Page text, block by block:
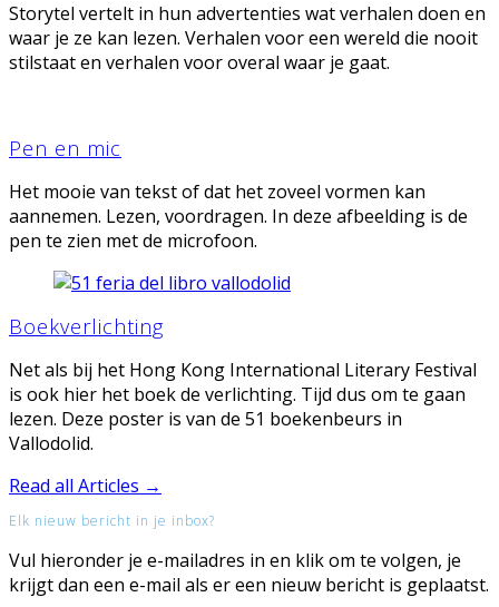
Storytel vertelt in hun advertenties wat verhalen doen en
waar je ze kan lezen. Verhalen voor een wereld die nooit
stilstaat en verhalen voor overal waar je gaat.
Pen en mic
Het mooie van tekst of dat het zoveel vormen kan
aannemen. Lezen, voordragen. In deze afbeelding is de
pen te zien met de microfoon.
Boekverlichting
Net als bij het Hong Kong International Literary Festival
is ook hier het boek de verlichting. Tijd dus om te gaan
lezen. Deze poster is van de 51 boekenbeurs in
Vallodolid.
Read all Articles →
Elk nieuw bericht in je inbox?
Vul hieronder je e-mailadres in en klik om te volgen, je
krijgt dan een e-mail als er een nieuw bericht is geplaatst.